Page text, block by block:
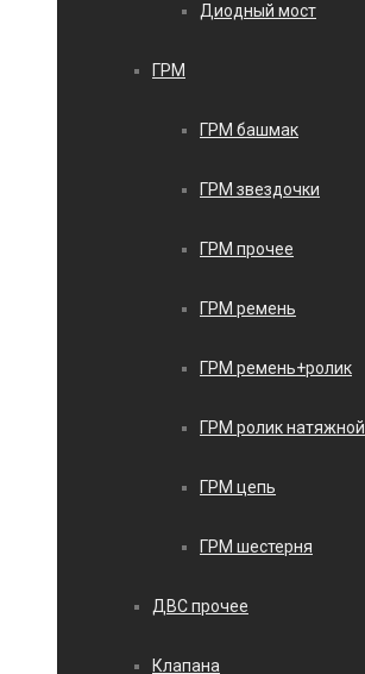
Диодный мост
ГРМ
ГРМ башмак
ГРМ звездочки
ГРМ прочее
ГРМ ремень
ГРМ ремень+ролик
ГРМ ролик натяжной
ГРМ цепь
ГРМ шестерня
ДВС прочее
Клапана